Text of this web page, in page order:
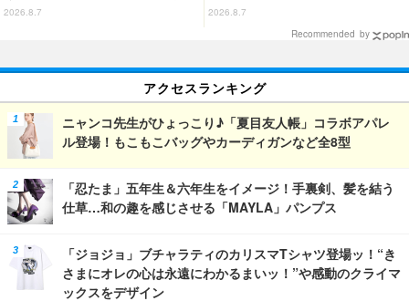
を引く♪ トートバッグやポーチが
2026.8.7 2026.8.7
Recommended by
アクセスランキング
ニャンコ先生がひょっこり♪「夏目友人帳」コラボアパレ
ル登場！もこもこバッグやカーディガンなど全8型
「忍たま」五年生＆六年生をイメージ！手裏剣、髪を結う
仕草…和の趣を感じさせる「MAYLA」パンプス
「ジョジョ」ブチャラティのカリスマTシャツ登場ッ！“き
さまにオレの心は永遠にわかるまいッ！”や感動のクライマ
ックスをデザイン